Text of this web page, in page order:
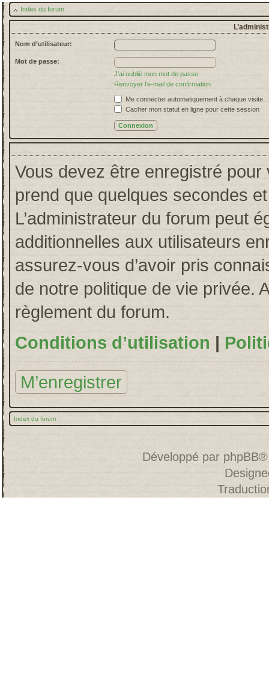
Index du forum
Nom d’utilisateur:
Mot de passe:
J’ai oublié mon mot de passe
Renvoyer l’e-mail de confirmation
Me connecter automatiquement à chaque visite
Cacher mon statut en ligne pour cette session
Vous devez être enregistré pour
prend que quelques secondes
L’administrateur du forum peut
additionnelles aux utilisateurs
assurez-vous d’avoir pris
de notre politique de vie privée.
règlement du forum.
Conditions d’utilisation |
M’enregistrer
Index du forum
Développé par phpBB®